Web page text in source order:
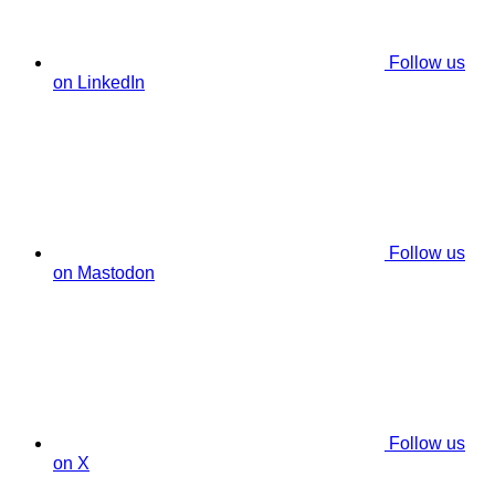
Follow us
on LinkedIn
Follow us
on Mastodon
Follow us
on X